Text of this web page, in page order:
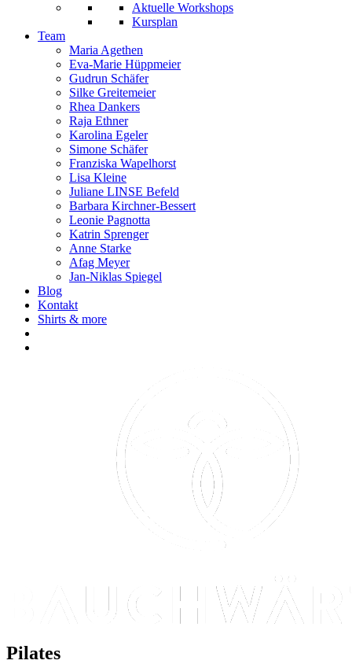
Aktuelle Workshops
Kursplan
Team
Maria Agethen
Eva-Marie Hüppmeier
Gudrun Schäfer
Silke Greitemeier
Rhea Dankers
Raja Ethner
Karolina Egeler
Simone Schäfer
Franziska Wapelhorst
Lisa Kleine
Juliane LINSE Befeld
Barbara Kirchner-Bessert
Leonie Pagnotta
Katrin Sprenger
Anne Starke
Afag Meyer
Jan-Niklas Spiegel
Blog
Kontakt
Shirts & more
Pilates